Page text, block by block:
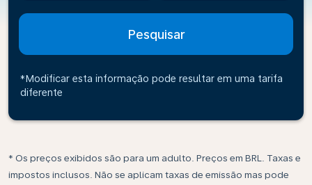
Pesquisar
*Modificar esta informação pode resultar em uma tarifa
diferente
* Os preços exibidos são para um adulto. Preços em BRL. Taxas e
impostos inclusos. Não se aplicam taxas de emissão mas pode